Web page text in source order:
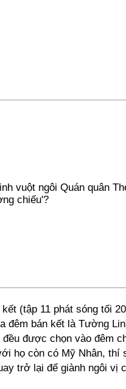
vuột ngôi Quán quân
chiếu'?
(tập 11 phát sóng tối
đêm bán kết là Tường
được chọn vào đêm
họ còn có Mỹ Nhân, thí
trở lại để giành ngôi vị